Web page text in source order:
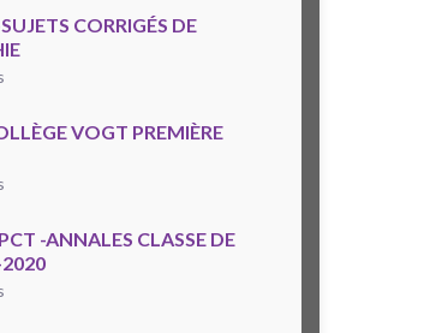
CORRIGÉS DE
VOGT PREMIÈRE
-ANNALES CLASSE DE